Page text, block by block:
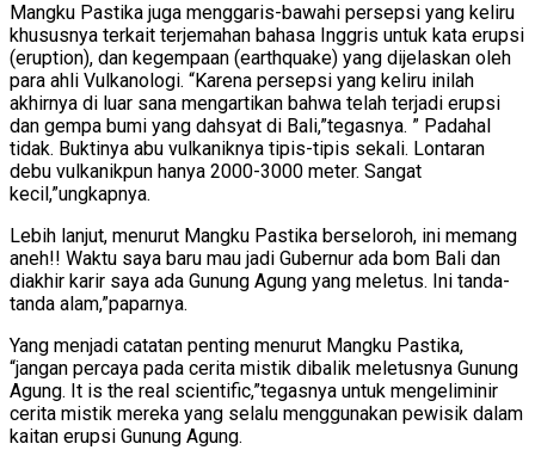
Mangku Pastika juga menggaris-bawahi persepsi yang keliru
khususnya terkait terjemahan bahasa Inggris untuk kata erupsi
(eruption), dan kegempaan (earthquake) yang dijelaskan oleh
para ahli Vulkanologi. “Karena persepsi yang keliru inilah
akhirnya di luar sana mengartikan bahwa telah terjadi erupsi
dan gempa bumi yang dahsyat di Bali,”tegasnya. ” Padahal
tidak. Buktinya abu vulkaniknya tipis-tipis sekali. Lontaran
debu vulkanikpun hanya 2000-3000 meter. Sangat
kecil,”ungkapnya.
Lebih lanjut, menurut Mangku Pastika berseloroh, ini memang
aneh!! Waktu saya baru mau jadi Gubernur ada bom Bali dan
diakhir karir saya ada Gunung Agung yang meletus. Ini tanda-
tanda alam,”paparnya.
Yang menjadi catatan penting menurut Mangku Pastika,
“jangan percaya pada cerita mistik dibalik meletusnya Gunung
Agung. It is the real scientific,”tegasnya untuk mengeliminir
cerita mistik mereka yang selalu menggunakan pewisik dalam
kaitan erupsi Gunung Agung.